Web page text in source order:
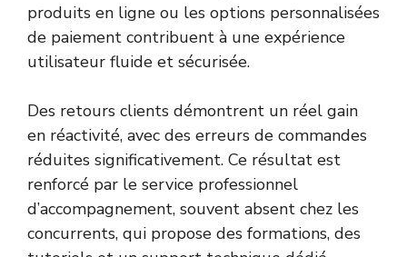
produits en ligne ou les options personnalisées
de paiement contribuent à une expérience
utilisateur fluide et sécurisée.
Des retours clients démontrent un réel gain
en réactivité, avec des erreurs de commandes
réduites significativement. Ce résultat est
renforcé par le service professionnel
d’accompagnement, souvent absent chez les
concurrents, qui propose des formations, des